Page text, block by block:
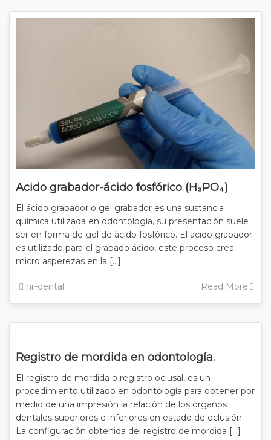
Acido grabador-ácido fosfórico (H₃PO₄)
El ácido grabador o gel grabador es una sustancia
química utilizada en odontología, su presentación suele
ser en forma de gel de ácido fosfórico. El acido grabador
es utilizado para el grabado ácido, este proceso crea
micro asperezas en la […]
hr-dental Read More
Registro de mordida en odontología.
El registro de mordida o registro oclusal, es un
procedimiento utilizado en odontología para obtener por
medio de una impresión la relación de los órganos
dentales superiores e inferiores en estado de oclusión.
La configuración obtenida del registro de mordida […]